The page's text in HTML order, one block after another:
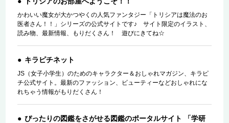
かわいい魔女が大かつやくの人気ファンタジー「トリシアは魔法のお
医者さん！！」シリーズの公式サイトです♪ サイト限定のイラスト、
読み物、最新情報、もりだくさん！ 遊びにきてね☆
キラピチネット
JS（女子小学生）のためのキャラクター＆おしゃれマガジン、キラピ
チ公式サイト。最新のファッション、ビューティーなどおしゃれにな
れちゃう情報がもりだくさん！
ぴったりの図鑑をさがせる図鑑のポータルサイト 「学研